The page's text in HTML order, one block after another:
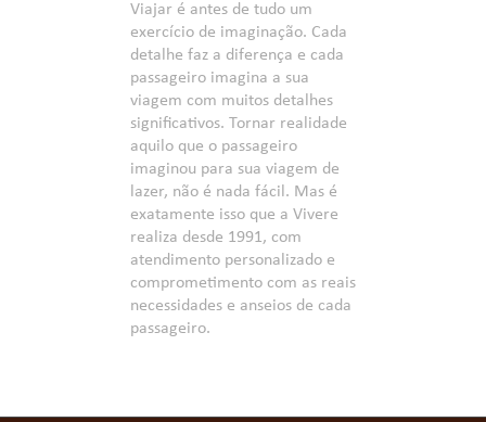
Viajar é antes de tudo um
exercício de imaginação. Cada
detalhe faz a diferença e cada
passageiro imagina a sua
viagem com muitos detalhes
significativos. Tornar realidade
aquilo que o passageiro
imaginou para sua viagem de
lazer, não é nada fácil. Mas é
exatamente isso que a Vivere
realiza desde 1991, com
atendimento personalizado e
comprometimento com as reais
necessidades e anseios de cada
passageiro.